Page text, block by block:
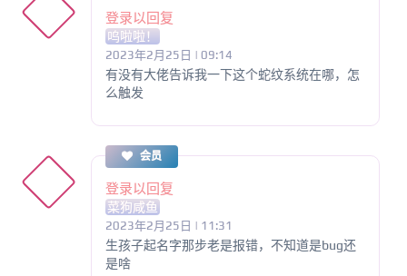
登录以回复
呜啦啦！
2023年2月25日 | 09:14
有没有大佬告诉我一下这个蛇纹系统在哪，怎
么触发
会员
登录以回复
菜狗咸鱼
2023年2月25日 | 11:31
生孩子起名字那步老是报错，不知道是bug还
是啥